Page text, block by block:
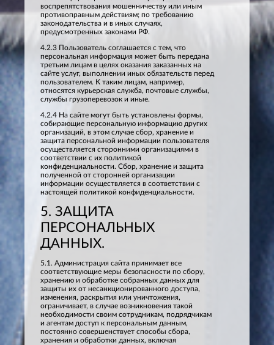
воспрепятствования мошенничеству или иным
противоправным действиям; по требованию
законодательства и в иных случаях,
предусмотренных законами РФ.
4.2.3 Пользователь соглашается с тем, что
персональная информация может быть передана
третьим лицам в целях оказания заказанных на
сайте услуг, выполнении иных обязательств перед
пользователем. К таким лицам, например,
относятся курьерская служба, почтовые службы,
службы грузоперевозок и иные.
4.2.4 На сайте могут быть установлены формы,
собирающие персональную информацию других
организаций, в этом случае сбор, хранение и
защита персональной информации пользователя
осуществляется сторонними организациями в
соответствии с их политикой
конфиденциальности. Сбор, хранение и защита
полученной от сторонней организации
информации осуществляется в соответствии с
настоящей политикой конфиденциальности.
5. ЗАЩИТА
ПЕРСОНАЛЬНЫХ
ДАННЫХ.
5.1. Администрация сайта принимает все
соответствующие меры безопасности по сбору,
хранению и обработке собранных данных для
защиты их от несанкционированного доступа,
изменения, раскрытия или уничтожения,
ограничивает, в случае возникновения такой
необходимости своим сотрудникам, подрядчикам
и агентам доступ к персональным данным,
постоянно совершенствует способы сбора,
хранения и обработки данных, включая